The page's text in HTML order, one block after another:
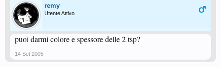
remy
Utente Attivo
puoi darmi colore e spessore delle 2 tsp?
14 Set 2005